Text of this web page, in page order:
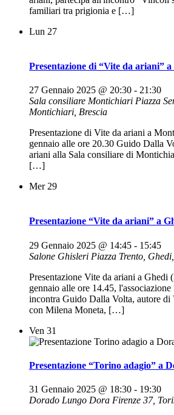
familiari tra prigionia e […]
Lun 27
Presentazione di “Vite da ariani”
27 Gennaio 2025 @ 20:30 - 21:30
Sala consiliare Montichiari Piazza
Montichiari, Brescia
Presentazione di Vite da ariani a
gennaio alle ore 20.30 Guido Dalla
ariani alla Sala consiliare di
[…]
Mer 29
Presentazione “Vite da ariani” a
29 Gennaio 2025 @ 14:45 - 15:45
Salone Ghisleri Piazza Trento,
Presentazione Vite da ariani a Ghedi
gennaio alle ore 14.45,
incontra Guido Dalla Volta, autore
con Milena Moneta, […]
Ven 31
Presentazione “Torino adagio” a
31 Gennaio 2025 @ 18:30 - 19:30
Dorado Lungo Dora Firenze 37,